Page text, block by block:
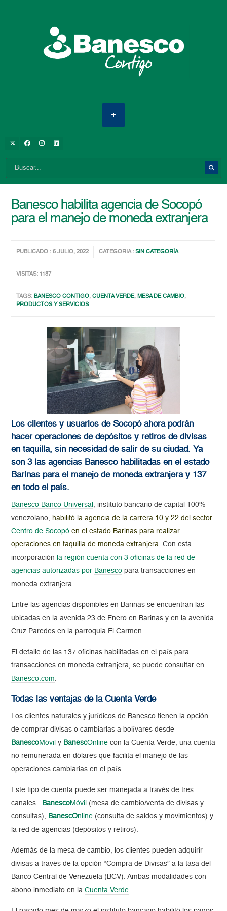
Banesco habilita agencia de Socopó
para el manejo de moneda extranjera
PUBLICADO : 6 JULIO, 2022 CATEGORIA :SIN CATEGORÍA
VISITAS: 1187
TAGS:BANESCO CONTIGO,CUENTA VERDE,MESA DE CAMBIO,
PRODUCTOS Y SERVICIOS
Los clientes y usuarios de Socopó ahora podrán
hacer operaciones de depósitos y retiros de divisas
en taquilla, sin necesidad de salir de su ciudad. Ya
son 3 las agencias Banesco habilitadas en el estado
Barinas para el manejo de moneda extranjera y 137
en todo el país.
Banesco Banco Universal , instituto bancario de capital 100%
venezolano, habilitó la agencia de la carrera 10 y 22 del sector
Centro de Socopó en el estado Barinas para realizar
operaciones en taquilla de moneda extranjera. Con esta
incorporación la región cuenta con 3 oficinas de la red de
agencias autorizadas por Banesco para transacciones en
moneda extranjera.
Entre las agencias disponibles en Barinas se encuentran las
ubicadas en la avenida 23 de Enero en Barinas y en la avenida
Cruz Paredes en la parroquia El Carmen.
El detalle de las 137 oficinas habilitadas en el país para
transacciones en moneda extranjera, se puede consultar en
Banesco.com.
Todas las ventajas de la Cuenta Verde
Los clientes naturales y jurídicos de Banesco tienen la opción
de comprar divisas o cambiarlas a bolívares desde
BanescoMóvil y BanescOnline con la Cuenta Verde, una cuenta
no remunerada en dólares que facilita el manejo de las
operaciones cambiarias en el país.
Este tipo de cuenta puede ser manejada a través de tres
canales:
BanescoMóvil (mesa de cambio/venta de divisas y
consultas), BanescOnline (consulta de saldos y movimientos) y
la red de agencias (depósitos y retiros).
Además de la mesa de cambio, los clientes pueden adquirir
divisas a través de la opción “Compra de Divisas” a la tasa del
Banco Central de Venezuela (BCV). Ambas modalidades con
abono inmediato en laCuenta Verde.